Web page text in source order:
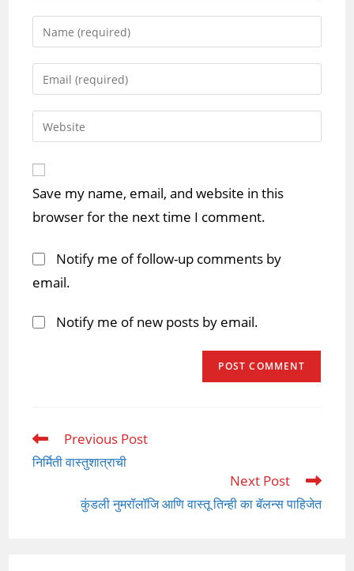
Enter
your
name
comment
Enter
your
email
address
Enter
your
URL
(optional)
Save my name, email, and website in this
browser for the next time I comment.
Notify me of follow-up comments by
email.
Notify me of new posts by email.
Read
more
Previous Post
निर्मिती वास्तुशात्राची
Next Post
कुंडली नुमरॉलॉजि आणि वास्तू तिन्ही का बॅलन्स पाहिजेत